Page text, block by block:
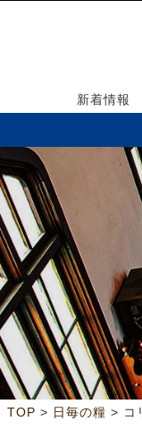
新着情報
TOP > 日毎の糧 >